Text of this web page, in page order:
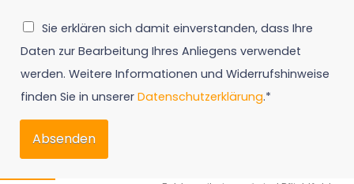
Sie erklären sich damit einverstanden, dass Ihre
Daten zur Bearbeitung Ihres Anliegens verwendet
werden. Weitere Informationen und Widerrufshinweise
finden Sie in unserer Datenschutzerklärung.*
Absenden